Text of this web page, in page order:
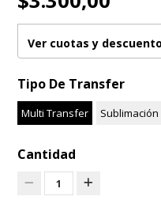
Ver cuotas y
Tipo De Transfer
Multi Transfer Sublimación
Cantidad
1